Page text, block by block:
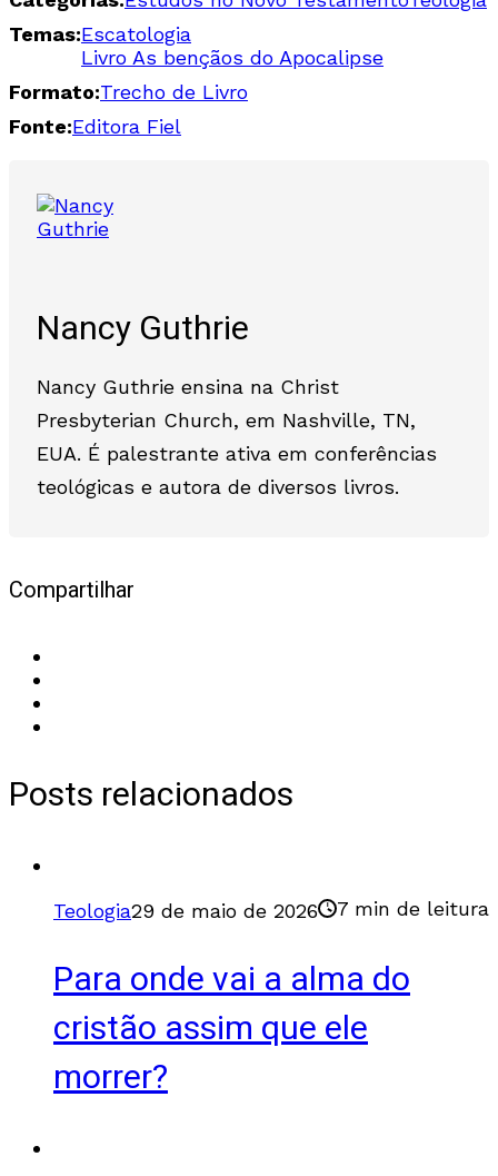
Temas:Escatologia
Livro As bençãos do Apocalipse
Formato:Trecho de Livro
Fonte:Editora Fiel
Nancy Guthrie
Nancy Guthrie ensina na Christ
Presbyterian Church, em Nashville, TN,
EUA. É palestrante ativa em conferências
teológicas e autora de diversos livros.
Compartilhar
Posts relacionados
Teologia29 de maio de 2026 7 min de leitura
Para onde vai a alma do
cristão assim que ele
morrer?